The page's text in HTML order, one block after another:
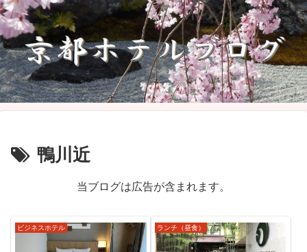
鴨川近
当ブログは広告が含まれます。
ビジネスホテル ランチ（昼食）